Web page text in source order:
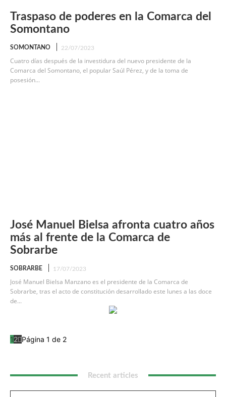
Traspaso de poderes en la Comarca del
Somontano
SOMONTANO 22/07/2023
Cuatro días después de la investidura del nuevo presidente de la
Comarca del Somontano, el popular Saúl Pérez, y de la toma de
posesión...
José Manuel Bielsa afronta cuatro años
más al frente de la Comarca de
Sobrarbe
SOBRARBE 17/07/2023
José Manuel Bielsa Manzano es el presidente de la Comarca de
Sobrarbe, tras el acto de constitución desarrollado este lunes a las doce
de...
12 Página 1 de 2
Recent articles